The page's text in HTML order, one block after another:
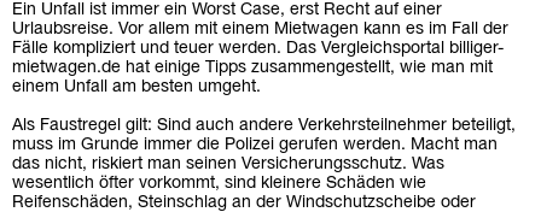
Ein Unfall ist immer ein Worst Case, erst Recht auf einer
Urlaubsreise. Vor allem mit einem Mietwagen kann es im Fall der
Fälle kompliziert und teuer werden. Das Vergleichsportal billiger-
mietwagen.de hat einige Tipps zusammengestellt, wie man mit
einem Unfall am besten umgeht.
Als Faustregel gilt: Sind auch andere Verkehrsteilnehmer beteiligt,
muss im Grunde immer die Polizei gerufen werden. Macht man
das nicht, riskiert man seinen Versicherungsschutz. Was
wesentlich öfter vorkommt, sind kleinere Schäden wie
Reifenschäden, Steinschlag an der Windschutzscheibe oder